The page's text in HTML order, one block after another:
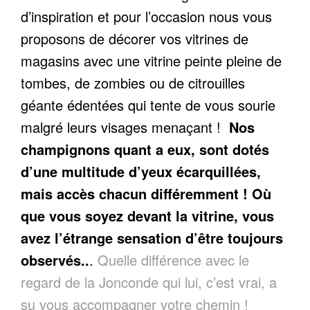
d’inspiration et pour l’occasion nous vous
proposons de décorer vos vitrines de
magasins avec une vitrine peinte pleine de
tombes, de zombies ou de citrouilles
géante édentées qui tente de vous sourie
malgré leurs visages menaçant ! Nos
champignons quant a eux, sont dotés
d’une multitude d’yeux écarquillées,
mais accès chacun différemment ! Où
que vous soyez devant la vitrine, vous
avez l’étrange sensation d’être toujours
observés... Quelle différence avec le
regard de la Jonconde qui lui, c’est vrai, a
su vous accompagner votre chemin !